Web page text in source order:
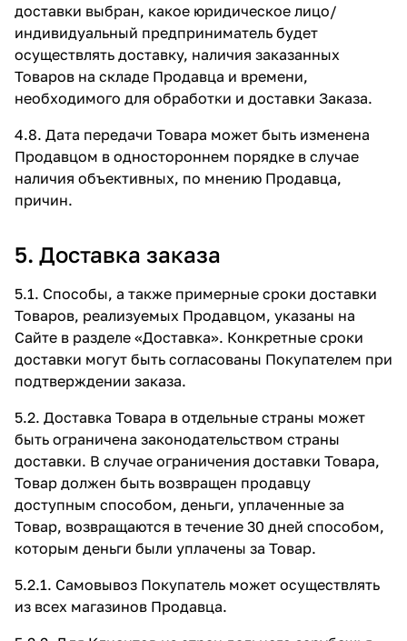
доставки выбран, какое юридическое лицо/
индивидуальный предприниматель будет
осуществлять доставку, наличия заказанных
Товаров на складе Продавца и времени,
необходимого для обработки и доставки Заказа.
4.8. Дата передачи Товара может быть изменена
Продавцом в одностороннем порядке в случае
наличия объективных, по мнению Продавца,
причин.
5. Доставка заказа
5.1. Способы, а также примерные сроки доставки
Товаров, реализуемых Продавцом, указаны на
Сайте в разделе «Доставка». Конкретные сроки
доставки могут быть согласованы Покупателем при
подтверждении заказа.
5.2. Доставка Товара в отдельные страны может
быть ограничена законодательством страны
доставки. В случае ограничения доставки Товара,
Товар должен быть возвращен продавцу
доступным способом, деньги, уплаченные за
Товар, возвращаются в течение 30 дней способом,
которым деньги были уплачены за Товар.
5.2.1. Самовывоз Покупатель может осуществлять
из всех магазинов Продавца.